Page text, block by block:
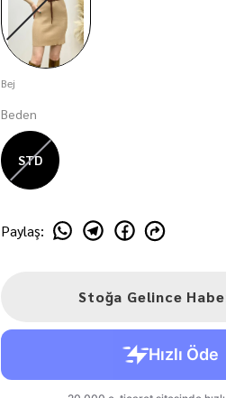
Bej
Beden
STD
Paylaş:
Stoğa Gelince